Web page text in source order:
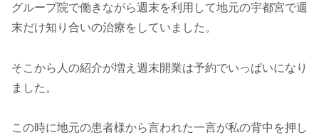
グループ院で働きながら週末を利用して地元の宇都宮で週
末だけ知り合いの治療をしていました。
そこから人の紹介が増え週末開業は予約でいっぱいになり
ました。
この時に地元の患者様から言われた一言が私の背中を押し